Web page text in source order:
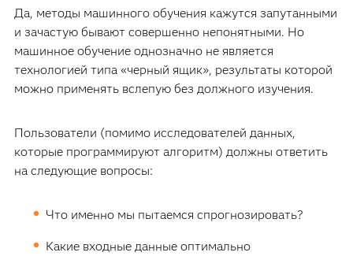
Да, методы машинного обучения кажутся запутанными
и зачастую бывают совершенно непонятными. Но
машинное обучение однозначно не является
технологией типа «черный ящик», результаты которой
можно применять вслепую без должного изучения.
Пользователи (помимо исследователей данных,
которые программируют алгоритм) должны ответить
на следующие вопросы:
Что именно мы пытаемся спрогнозировать?
Какие входные данные оптимально